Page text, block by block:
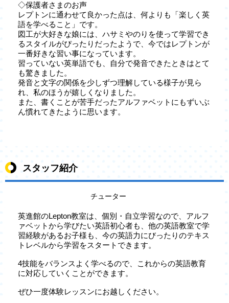
◇保護者さまのお声
レプトンに通わせて良かった点は、何よりも「楽しく英
語を学べること」です。
図工が大好きな娘には、ハサミやのりを使って学習でき
るスタイルがぴったりだったようで、今ではレプトンが
一番好きな習い事になっています。
習っていない英単語でも、自分で発音できたときはとて
も驚きました。
発音と文字の関係を少しずつ理解している様子が見ら
れ、私のほうが嬉しくなりました。
また、書くことが苦手だったアルファベットにもずいぶ
ん慣れてきたように思います。
スタッフ紹介
チューター
英進館のLepton教室は、個別・自立学習なので、アルフ
ァベットから学びたい英語初心者も、他の英語教室で学
習経験があるお子様も、今の英語力にびったりのテキス
トレベルから学習をスタートできます。
4技能をバランスよく学べるので、これからの英語教育
に対応していくことができます。
ぜひ一度体験レッスンにお越しください。